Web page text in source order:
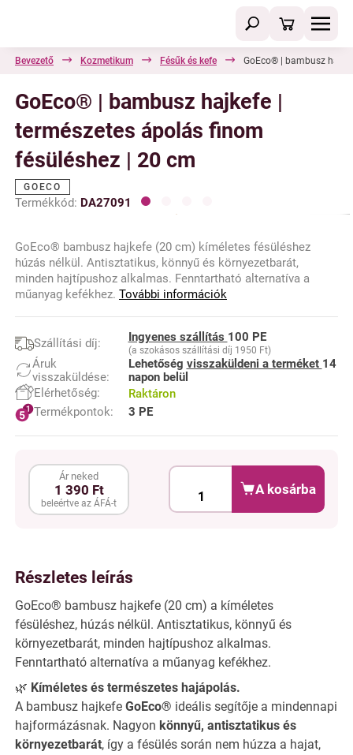
Bevezető Kozmetikum Fésűk és kefe GoEco® | bambusz
GoEco® | bambusz hajkefe |
természetes ápolás finom
fésüléshez | 20 cm
GOECO
Termékkód: DA27091
GoEco® bambusz hajkefe (20 cm) kíméletes fésüléshez
húzás nélkül. Antisztatikus, könnyű és környezetbarát,
minden hajtípushoz alkalmas. Fenntartható alternatíva a
műanyag kefékhez. További információk
Szállítási díj: Ingyenes szállítás 100 PE
(a szokásos szállítási díj 1950 Ft)
Áruk
visszaküldése:
Lehetőség visszaküldeni a terméket 14
napon belül
Elérhetőség:
Raktáron
Termékpontok:
3 PE
Ár neked
1 390 Ft
beleértve az ÁFÁ-t
A kosárba
Részletes leírás
GoEco® bambusz hajkefe (20 cm) a kíméletes
fésüléshez, húzás nélkül. Antisztatikus, könnyű és
környezetbarát, minden hajtípushoz alkalmas.
Fenntartható alternatíva a műanyag kefékhez.
🌿 Kíméletes és természetes hajápolás.
A bambusz hajkefe GoEco® ideális segítője a mindennapi
hajformázásnak. Nagyon könnyű, antisztatikus és
környezetbarát, így a fésülés során nem húzza a hajat,